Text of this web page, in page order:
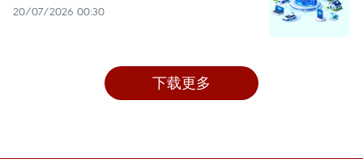
20/07/2026 00:30
下载更多